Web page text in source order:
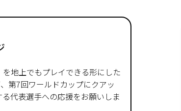
地上でもプレイできる形にした
第7回ワールドカップにクアッ
代表選手への応援をお願いしま